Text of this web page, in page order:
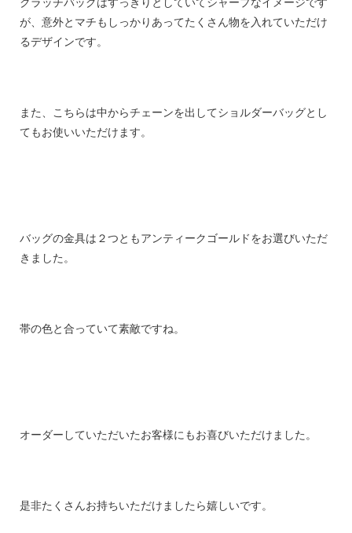
が、意外とマチもしっかりあってたくさん物を入れていただけ
るデザインです。
また、こちらは中からチェーンを出してショルダーバッグとし
てもお使いいただけます。
バッグの金具は２つともアンティークゴールドをお選びいただ
きました。
帯の色と合っていて素敵ですね。
オーダーしていただいたお客様にもお喜びいただけました。
是非たくさんお持ちいただけましたら嬉しいです。